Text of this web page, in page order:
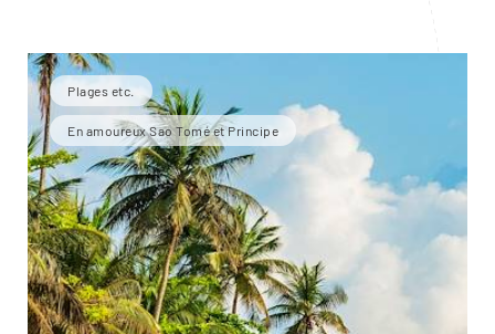
Plages etc.
En amoureux Sao Tomé et Principe